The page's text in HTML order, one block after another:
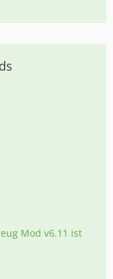
Mod v6.11 ist